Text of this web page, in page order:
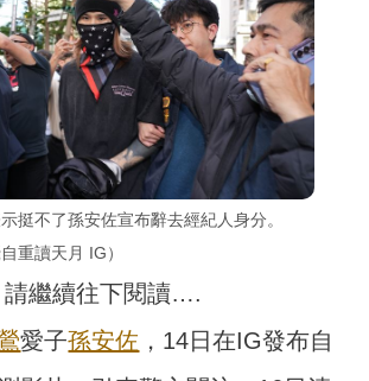
挺不了孫安佐宣布辭去經紀人身分。
重讀天月 IG）
請繼續往下閱讀….
愛子孫安佐 ，14日在IG發布自